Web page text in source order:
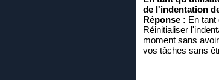
de l'indentation
Réponse : En tant
Réinitialiser
moment sans
vos tâches sans